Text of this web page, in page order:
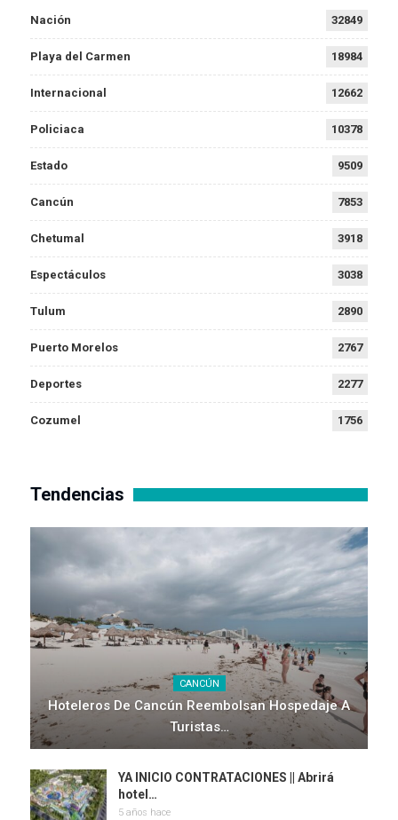
Nación 32849
Playa del Carmen 18984
Internacional 12662
Policiaca 10378
Estado 9509
Cancún 7853
Chetumal 3918
Espectáculos 3038
Tulum 2890
Puerto Morelos 2767
Deportes 2277
Cozumel 1756
Tendencias
CANCÚN
Hoteleros De Cancún Reembolsan Hospedaje A
Turistas…
YA INICIO CONTRATACIONES || Abrirá
hotel…
5 años hace